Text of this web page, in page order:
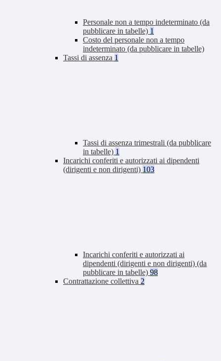
Personale non a tempo indeterminato (da
pubblicare in tabelle) 1
Costo del personale non a tempo
indeterminato (da pubblicare in tabelle)
Tassi di assenza 1
Tassi di assenza trimestrali (da pubblicare
in tabelle) 1
Incarichi conferiti e autorizzati ai dipendenti
(dirigenti e non dirigenti) 103
Incarichi conferiti e autorizzati ai
dipendenti (dirigenti e non dirigenti) (da
pubblicare in tabelle) 98
Contrattazione collettiva 2